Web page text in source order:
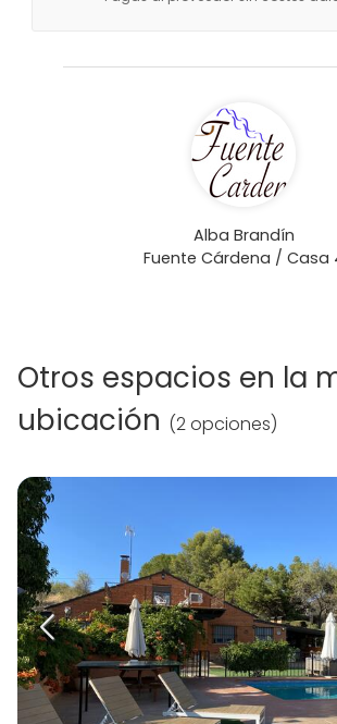
Alba Brandín
Fuente Cárdena / Casa
Otros espacios en la
ubicación (2 opciones)